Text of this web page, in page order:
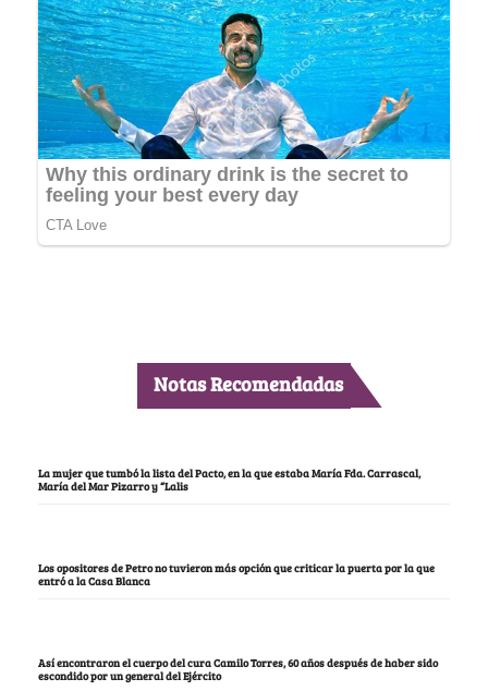
Notas Recomendadas
La mujer que tumbó la lista del Pacto, en la que estaba María Fda. Carrascal,
María del Mar Pizarro y “Lalis
Los opositores de Petro no tuvieron más opción que criticar la puerta por la que
entró a la Casa Blanca
Así encontraron el cuerpo del cura Camilo Torres, 60 años después de haber sido
escondido por un general del Ejército